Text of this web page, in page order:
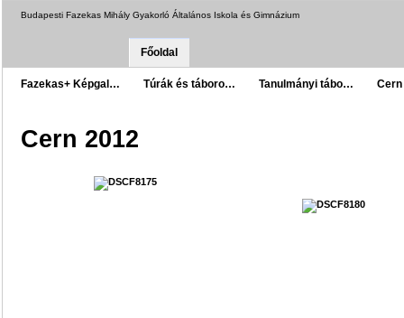
Budapesti Fazekas Mihály Gyakorló Általános Iskola és Gimnázium
Főoldal
Fazekas+ Képgal… Túrák és táboro… Tanulmányi tábo… Cern
Cern 2012